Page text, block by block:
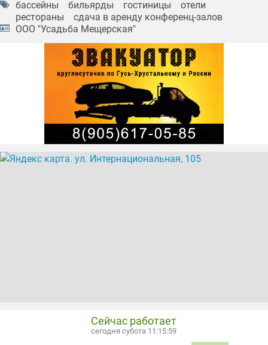
бассейны
бильярды гостиницы
отели
рестораны
сдача в аренду конференц-залов
ООО "Усадьба Мещерская"
Сейчас работает
сегодня субота 11:16:00